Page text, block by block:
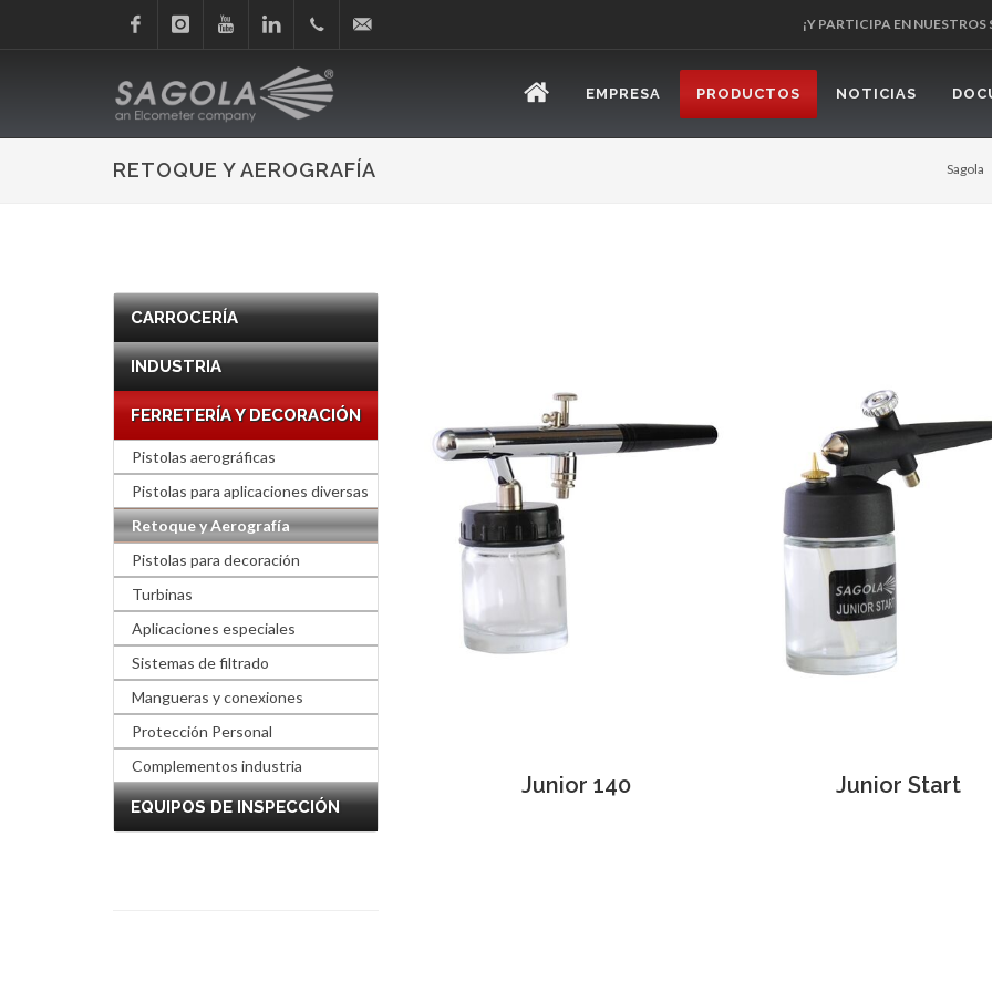
Linkedin+34
945
214
¡Y PARTICIPA EN NUESTROS
EMPRESA PRODUCTOS NOTICIAS
RETOQUE Y AEROGRAFÍA Sagola
Junior 140 Junior Start
CARROCERÍA
INDUSTRIA
FERRETERÍA Y DECORACIÓN
Pistolas aerográficas
Pistolas para aplicaciones diversas
Retoque y Aerografía
Pistolas para decoración
Turbinas
Aplicaciones especiales
Sistemas de filtrado
Mangueras y conexiones
Protección Personal
Complementos industria
EQUIPOS DE INSPECCIÓN